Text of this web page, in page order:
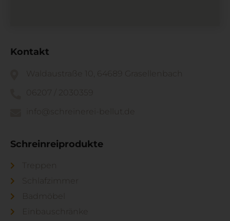
Kontakt
Waldaustraße 10, 64689 Grasellenbach
06207 / 2030359
info@schreinerei-bellut.de
Schreinreiprodukte
Treppen
Schlafzimmer
Badmöbel
Einbauschränke